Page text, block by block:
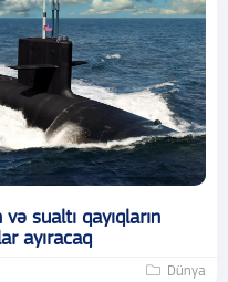
sualtı qayıqların
ayıracaq
Dünya